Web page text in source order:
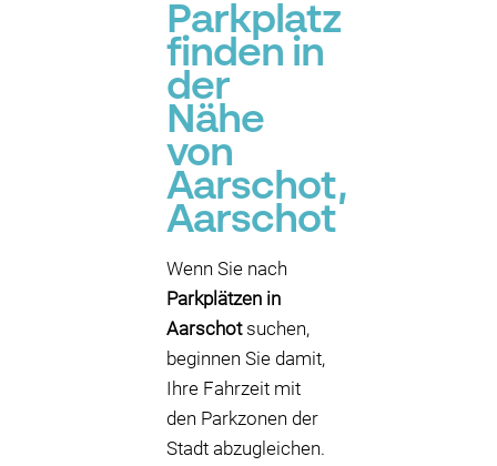
Parkplatz
finden in
der
Nähe
von
Aarschot,
Aarschot
Wenn Sie nach
Parkplätzen in
Aarschotsuchen,
beginnen Sie damit,
Ihre Fahrzeit mit
den Parkzonen der
Stadt abzugleichen.